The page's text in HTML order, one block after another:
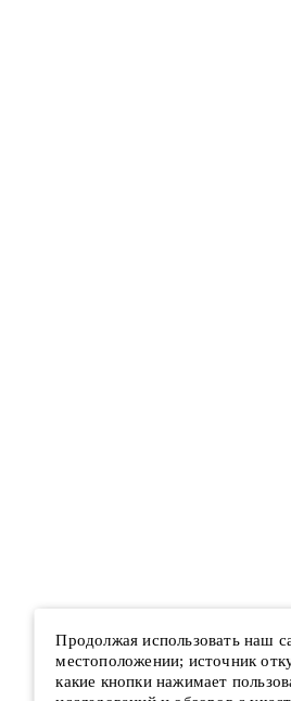
Продолжая использовать наш
местоположении; источник
какие кнопки нажимает